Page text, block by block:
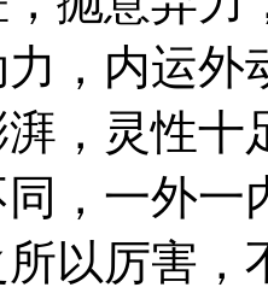
，内运外
，灵性十
，一外一
以厉害，